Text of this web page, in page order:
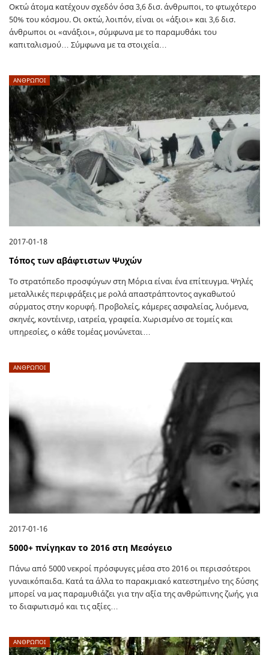
Οκτώ άτομα κατέχουν σχεδόν όσα 3,6 δισ. άνθρωποι, το φτωχότερο
50% του κόσμου. Οι οκτώ, λοιπόν, είναι οι «άξιοι» και 3,6 δισ.
άνθρωποι οι «ανάξιοι», σύμφωνα με το παραμυθάκι του
καπιταλισμού… Σύμφωνα με τα στοιχεία…
ΑΝΘΡΩΠΟΙ
2017-01-18
Τόπος των αβάφτιστων Ψυχών
Το στρατόπεδο προσφύγων στη Μόρια είναι ένα επίτευγμα. Ψηλές
μεταλλικές περιφράξεις με ρολά απαστράπτοντος αγκαθωτού
σύρματος στην κορυφή. Προβολείς, κάμερες ασφαλείας, λυόμενα,
σκηνές, κοντέινερ, ιατρεία, γραφεία. Χωρισμένο σε τομείς και
υπηρεσίες, ο κάθε τομέας μονώνεται…
ΑΝΘΡΩΠΟΙ
2017-01-16
5000+ πνίγηκαν το 2016 στη Μεσόγειο
Πάνω από 5000 νεκροί πρόσφυγες μέσα στο 2016 οι περισσότεροι
γυναικόπαιδα. Κατά τα άλλα το παρακμιακό κατεστημένο της δύσης
μπορεί να μας παραμυθιάζει για την αξία της ανθρώπινης ζωής, για
το διαφωτισμό και τις αξίες…
ΑΝΘΡΩΠΟΙ